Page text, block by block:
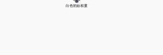
白色初始权重